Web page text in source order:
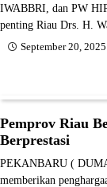
IWABBRI, dan PW
penting Riau Drs. H.
September 20, 2025
Pemprov Riau
Berprestasi
PEKANBARU (
memberikan